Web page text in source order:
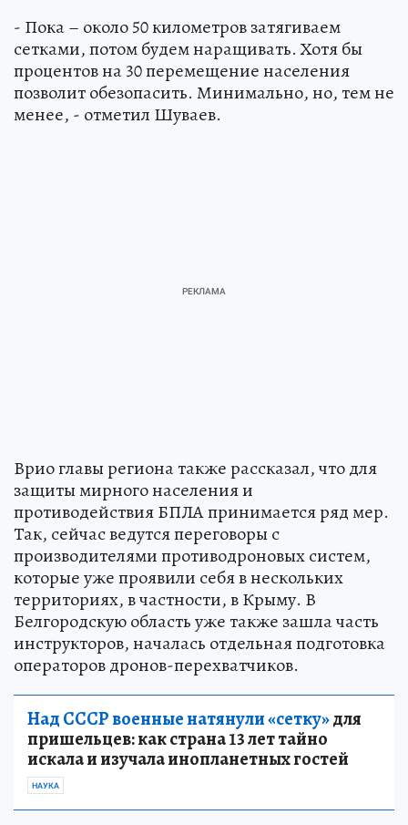
- Пока – около 50 километров затягиваем
сетками, потом будем наращивать. Хотя бы
процентов на 30 перемещение населения
позволит обезопасить. Минимально, но, тем не
менее, - отметил Шуваев.
Врио главы региона также рассказал, что для
защиты мирного населения и
противодействия БПЛА принимается ряд мер.
Так, сейчас ведутся переговоры с
производителями противодроновых систем,
которые уже проявили себя в нескольких
территориях, в частности, в Крыму. В
Белгородскую область уже также зашла часть
инструкторов, началась отдельная подготовка
операторов дронов-перехватчиков.
Над СССР военные натянули «сетку»для
пришельцев: как страна 13 лет тайно
искала и изучала инопланетных гостей
НАУКА